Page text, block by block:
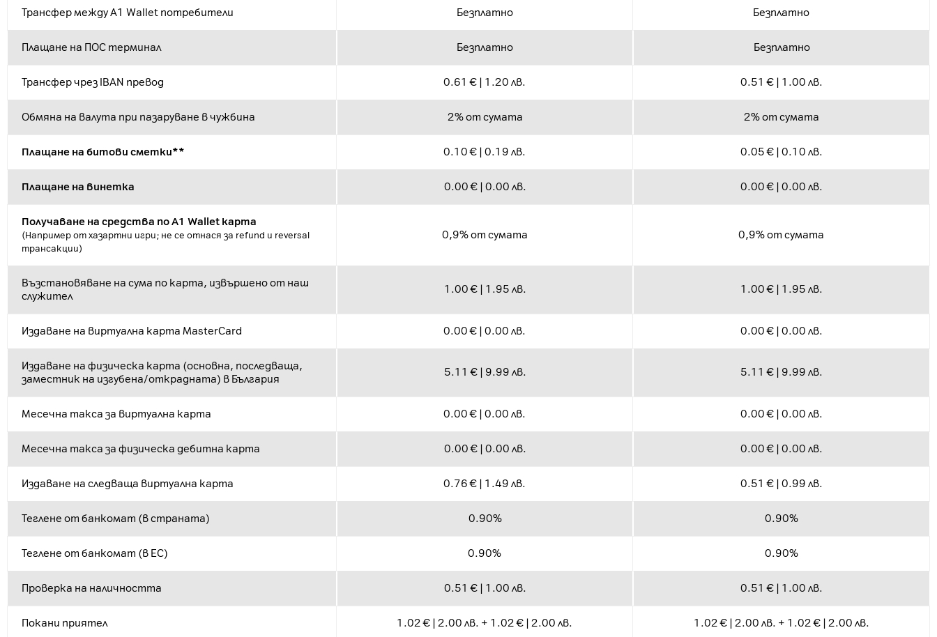
Трансфер между A1 Wallet потребители Безплатно Безплатно
Плащане на ПОС терминал Безплатно Безплатно
Трансфер чрез IBAN превод 0.61 € | 1.20 лв. 0.51 € | 1.00 лв.
Обмяна на валута при пазаруване в чужбина 2% от сумата 2% от сумата
Плащане на битови сметки** 0.10 € | 0.19 лв. 0.05 € | 0.10 лв.
Плащане на винетка 0.00 € | 0.00 лв. 0.00 € | 0.00 лв.
Получаване на средства по A1 Wallet карта
(Например от хазартни игри; не се отнася за refund и reversal
трансакции)
0,9% от сумата 0,9% от сумата
Възстановяване на сума по карта, извършено от наш
служител
1.00 € | 1.95 лв. 1.00 € | 1.95 лв.
Издаване на виртуална карта MasterCard 0.00 € | 0.00 лв. 0.00 € | 0.00 лв.
Издаване на физическа карта (основна, последваща,
заместник на изгубена/открадната) в България
5.11 € | 9.99 лв. 5.11 € | 9.99 лв.
Месечна такса за виртуална карта 0.00 € | 0.00 лв. 0.00 € | 0.00 лв.
Месечна такса за физическа дебитна карта 0.00 € | 0.00 лв. 0.00 € | 0.00 лв.
Издаване на следваща виртуална карта 0.76 € | 1.49 лв. 0.51 € | 0.99 лв.
Теглене от банкомат (в страната) 0.90% 0.90%
Теглене от банкомат (в ЕС) 0.90% 0.90%
Проверка на наличността 0.51 € | 1.00 лв. 0.51 € | 1.00 лв.
Покани приятел 1.02 € | 2.00 лв. + 1.02 € | 2.00 лв. 1.02 € | 2.00 лв. + 1.02 € | 2.00 лв.